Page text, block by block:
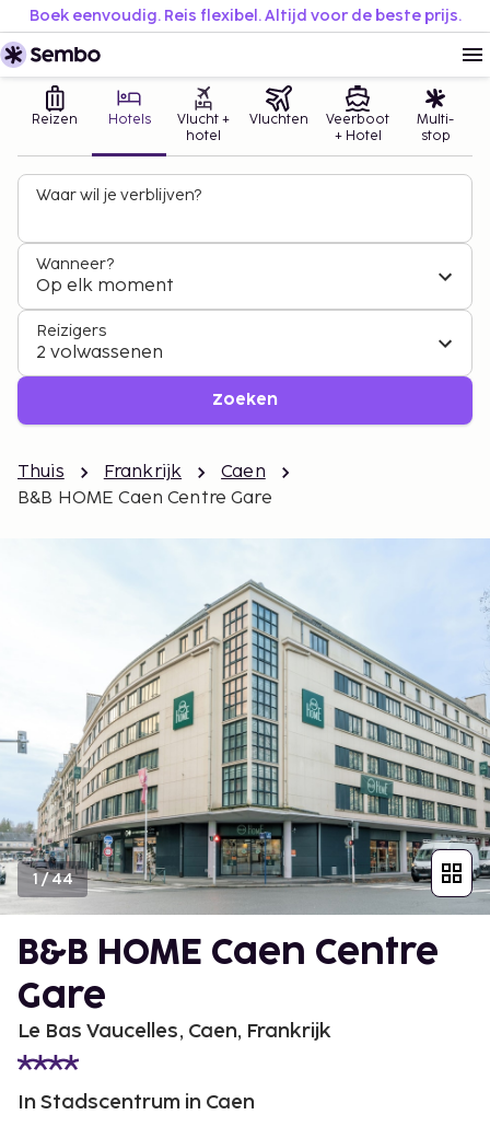
Boek eenvoudig. Reis flexibel. Altijd voor de beste prijs.
Reizen Hotels
Vlucht +
hotel
Vluchten
Veerboot
+ Hotel
Multi-
stop
Waar wil je verblijven?
Wanneer?
Op elk moment
Reizigers
2 volwassenen
Zoeken
Thuis Frankrijk
Caen
B&B HOME Caen Centre Gare
1/44
B&B HOME Caen Centre
Gare
Le Bas Vaucelles, Caen, Frankrijk
In Stadscentrum in Caen